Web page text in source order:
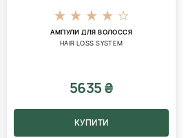
АМПУЛИ ДЛЯ ВОЛОССЯ
HAIR LOSS SYSTEM
5635 ₴
КУПИТИ